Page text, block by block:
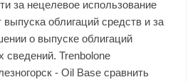
за нецелевое использование
облигаций средств и за
о выпуске облигаций
сведений. Trenbolone
- Oil Base сравнить